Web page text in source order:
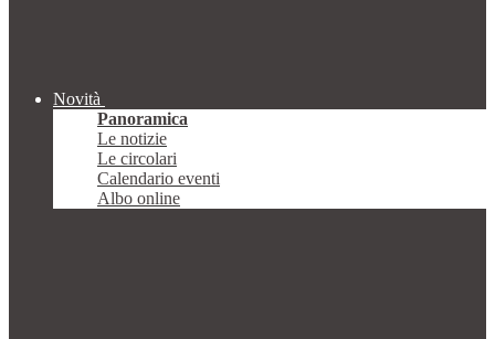
Novità
Panoramica
Le notizie
Le circolari
Calendario eventi
Albo online